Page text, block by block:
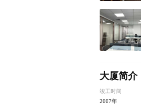
大厦简介
竣工时间
2007年